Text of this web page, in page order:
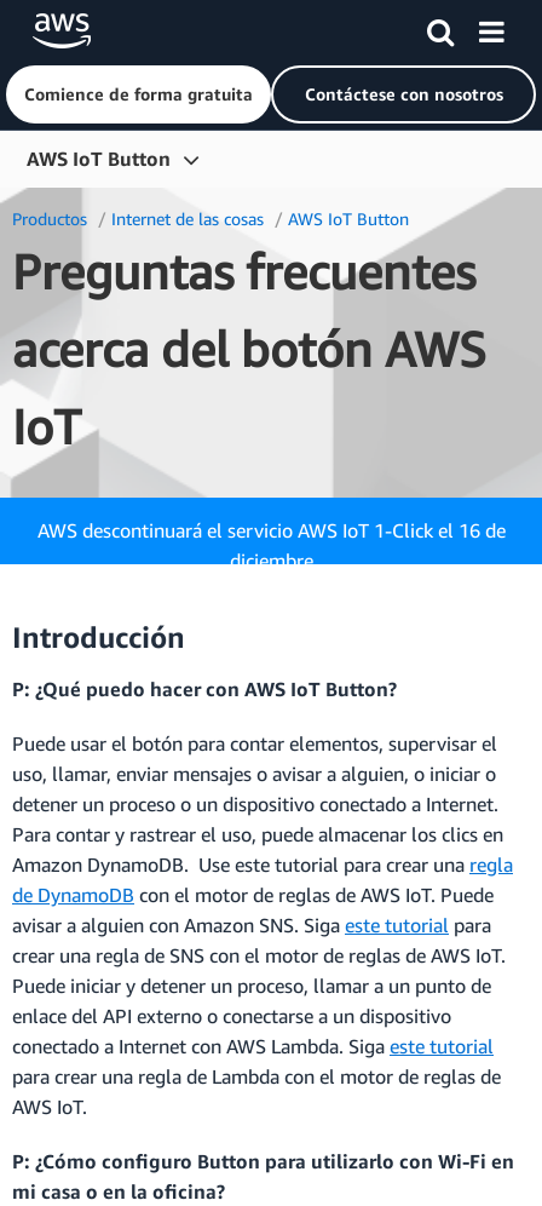
Saltar al contenido principal
Comience de forma gratuita Contáctese con nosotros
AWS IoT Button
Información general
Preguntas frecuentes
Productos Internet de las cosas AWS IoT Button
Preguntas frecuentes
acerca del botón AWS
IoT
AWS descontinuará el servicio AWS IoT 1-Click el 16 de
diciembre
Introducción
P: ¿Qué puedo hacer con AWS IoT Button?
Puede usar el botón para contar elementos, supervisar el
uso, llamar, enviar mensajes o avisar a alguien, o iniciar o
detener un proceso o un dispositivo conectado a Internet.
Para contar y rastrear el uso, puede almacenar los clics en
Amazon DynamoDB. Use este tutorial para crear una regla
de DynamoDB con el motor de reglas de AWS IoT. Puede
avisar a alguien con Amazon SNS. Siga este tutorial para
crear una regla de SNS con el motor de reglas de AWS IoT.
Puede iniciar y detener un proceso, llamar a un punto de
enlace del API externo o conectarse a un dispositivo
conectado a Internet con AWS Lambda. Siga este tutorial
para crear una regla de Lambda con el motor de reglas de
AWS IoT.
P: ¿Cómo configuro Button para utilizarlo con Wi-Fi en
mi casa o en la oficina?